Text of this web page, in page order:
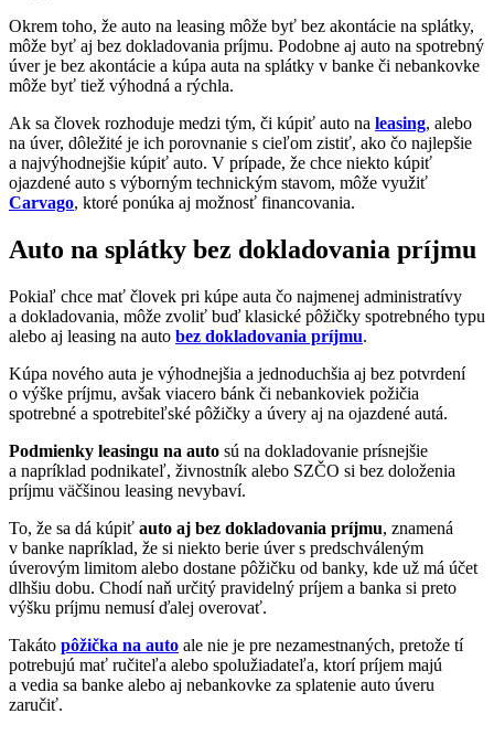
Okrem toho, že auto na leasing môže byť bez akontácie na splátky,
môže byť aj bez dokladovania príjmu. Podobne aj auto na spotrebný
úver je bez akontácie a kúpa auta na splátky v banke či nebankovke
môže byť tiež výhodná a rýchla.
Ak sa človek rozhoduje medzi tým, či kúpiť auto na leasing, alebo
na úver, dôležité je ich porovnanie s cieľom zistiť, ako čo najlepšie
a najvýhodnejšie kúpiť auto. V prípade, že chce niekto kúpiť
ojazdené auto s výborným technickým stavom, môže využiť
Carvago, ktoré ponúka aj možnosť financovania.
Auto na splátky bez dokladovania príjmu
Pokiaľ chce mať človek pri kúpe auta čo najmenej administratívy
a dokladovania, môže zvoliť buď klasické pôžičky spotrebného typu
alebo aj leasing na auto bez dokladovania príjmu.
Kúpa nového auta je výhodnejšia a jednoduchšia aj bez potvrdení
o výške príjmu, avšak viacero bánk či nebankoviek požičia
spotrebné a spotrebiteľské pôžičky a úvery aj na ojazdené autá.
Podmienky leasingu na auto sú na dokladovanie prísnejšie
a napríklad podnikateľ, živnostník alebo SZČO si bez doloženia
príjmu väčšinou leasing nevybaví.
To, že sa dá kúpiť auto aj bez dokladovania príjmu, znamená
v banke napríklad, že si niekto berie úver s predschváleným
úverovým limitom alebo dostane pôžičku od banky, kde už má účet
dlhšiu dobu. Chodí naň určitý pravidelný príjem a banka si preto
výšku príjmu nemusí ďalej overovať.
Takáto pôžička na auto ale nie je pre nezamestnaných, pretože tí
potrebujú mať ručiteľa alebo spolužiadateľa, ktorí príjem majú
a vedia sa banke alebo aj nebankovke za splatenie auto úveru
zaručiť.